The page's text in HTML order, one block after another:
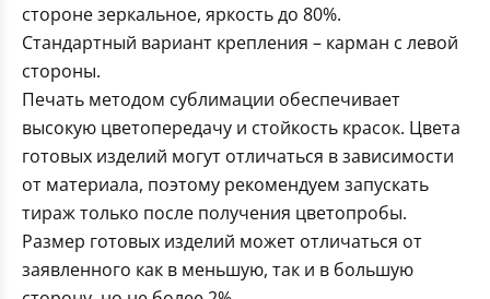
стороне зеркальное, яркость до 80%.
Стандартный вариант крепления – карман с левой
стороны.
Печать методом сублимации обеспечивает
высокую цветопередачу и стойкость красок. Цвета
готовых изделий могут отличаться в зависимости
от материала, поэтому рекомендуем запускать
тираж только после получения цветопробы.
Размер готовых изделий может отличаться от
заявленного как в меньшую, так и в большую